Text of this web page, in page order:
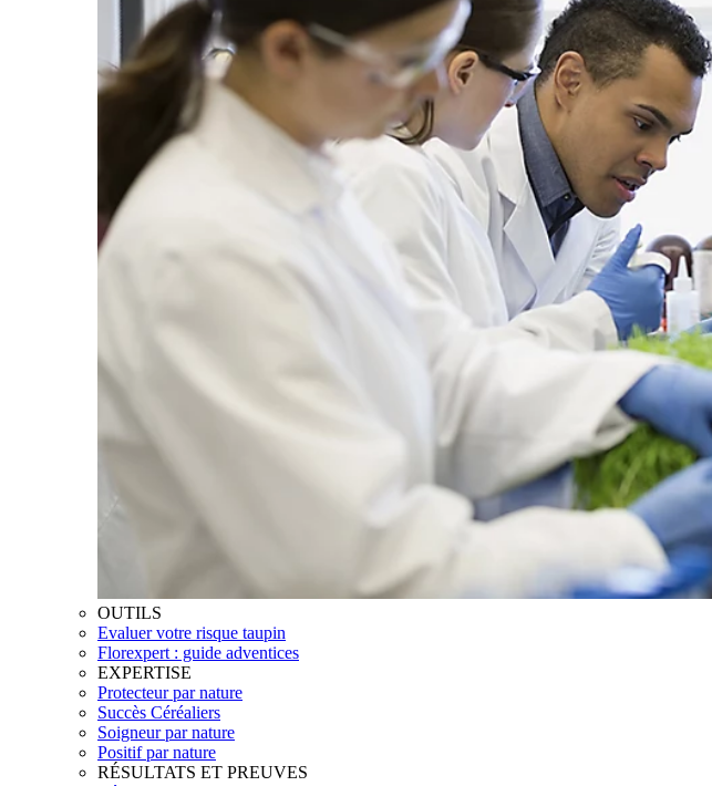
OUTILS
Evaluer votre risque taupin
Florexpert : guide adventices
EXPERTISE
Protecteur par nature
Succès Céréaliers
Soigneur par nature
Positif par nature
RÉSULTATS ET PREUVES